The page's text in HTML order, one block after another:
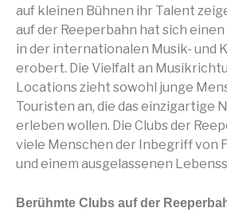
auf kleinen Bühnen ihr Talent
auf der Reeperbahn hat sich
in der internationalen Musik- und
erobert. Die Vielfalt an
Locations zieht sowohl junge
Touristen an, die das einzigartige
erleben wollen. Die Clubs der
viele Menschen der Inbegriff von
und einem ausgelassenen
Berühmte Clubs auf der